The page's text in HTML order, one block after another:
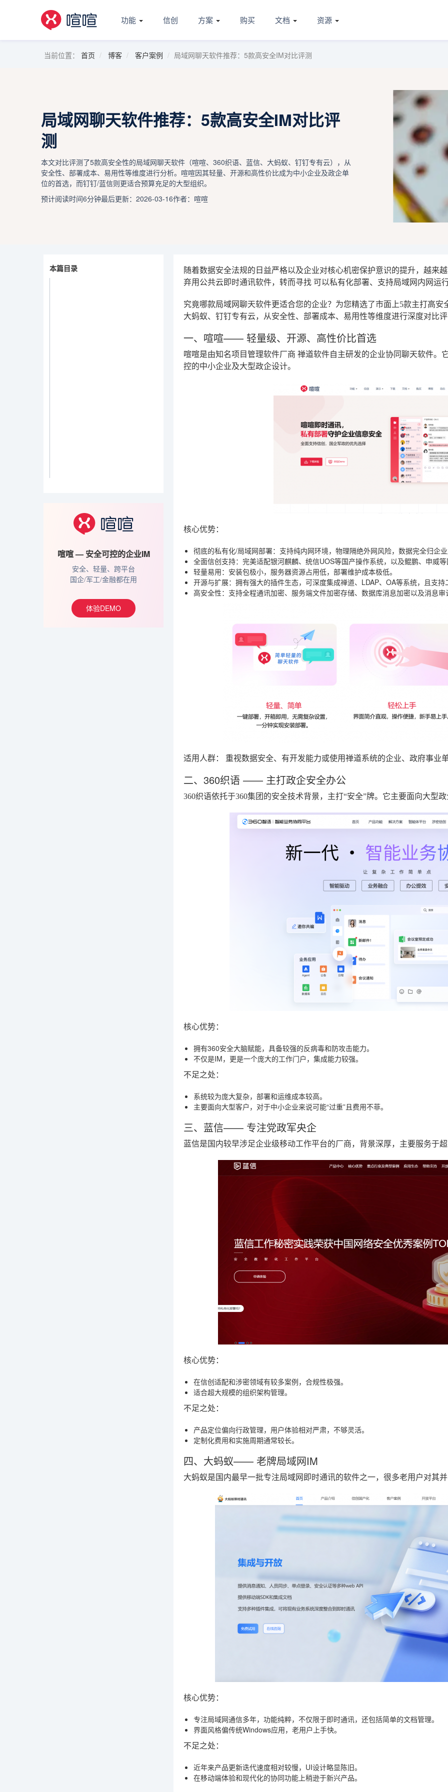
功能 信创 方案 购买 文档 资源
当前位置： 首页 博客 客户案例 局域网聊天软件推荐：5款高安全IM对比评测
局域网聊天软件推荐：5款高安全IM对比评
测
本文对比评测了5款高安全性的局域网聊天软件（喧喧、360织语、蓝信、大蚂蚁、钉钉专有云），从
安全性、部署成本、易用性等维度进行分析。喧喧因其轻量、开源和高性价比成为中小企业及政企单
位的首选，而钉钉/蓝信则更适合预算充足的大型组织。
预计阅读时间6分钟最后更新：2026-03-16作者：喧喧
本篇目录
喧喧 — 安全可控的企业IM
安全、轻量、跨平台
国企/军工/金融都在用
体验DEMO
随着数据安全法规的日益严格以及企业对核心机密保护意识的提升，越来
弃用公共云即时通讯软件，转而寻找 可以私有化部署、支持局域网内网运
究竟哪款局域网聊天软件更适合您的企业？为您精选了市面上5款主打高
大蚂蚁、钉钉专有云，从安全性、部署成本、易用性等维度进行深度对比
一、喧喧—— 轻量级、开源、高性价比首选
喧喧是由知名项目管理软件厂商 禅道软件自主研发的企业协同聊天软件。
控的中小企业及大型政企设计。
核心优势：
彻底的私有化/局域网部署：支持纯内网环境，物理隔绝外网风险，数据完全归企
全面信创支持：完美适配银河麒麟、统信UOS等国产操作系统，以及鲲鹏、申威
轻量易用：安装包极小，服务器资源占用低，部署维护成本极低。
开源与扩展：拥有强大的插件生态，可深度集成禅道、LDAP、OA等系统，且支持
高安全性：支持全程通讯加密、服务端文件加密存储、数据库消息加密以及消息审
适用人群： 重视数据安全、有开发能力或使用禅道系统的企业、政府事业
二、360织语 —— 主打政企安全办公
360织语依托于360集团的安全技术背景，主打“安全”牌。它主要面向大型
核心优势：
拥有360安全大脑赋能，具备较强的反病毒和防攻击能力。
不仅是IM，更是一个庞大的工作门户，集成能力较强。
不足之处：
系统较为庞大复杂，部署和运维成本较高。
主要面向大型客户，对于中小企业来说可能“过重”且费用不菲。
三、蓝信—— 专注党政军央企
蓝信是国内较早涉足企业级移动工作平台的厂商，背景深厚，主要服务于
核心优势：
在信创适配和涉密领域有较多案例，合规性极强。
适合超大规模的组织架构管理。
不足之处：
产品定位偏向行政管理，用户体验相对严肃，不够灵活。
定制化费用和实施周期通常较长。
四、大蚂蚁—— 老牌局域网IM
大蚂蚁是国内最早一批专注局域网即时通讯的软件之一，很多老用户对其
核心优势：
专注局域网通信多年，功能纯粹，不仅限于即时通讯，还包括简单的文档管理。
界面风格偏传统Windows应用，老用户上手快。
不足之处：
近年来产品更新迭代速度相对较慢，UI设计略显陈旧。
在移动端体验和现代化的协同功能上稍逊于新兴产品。